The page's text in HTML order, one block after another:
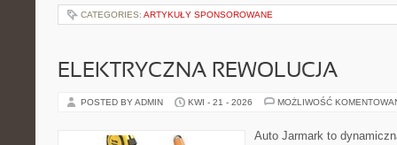
CATEGORIES: ARTYKUŁY SPONSOROWANE
ELEKTRYCZNA REWOLUCJA
POSTED BY ADMIN KWI - 21 - 2026 MOŻLIWOŚĆ
Auto Jarmark to